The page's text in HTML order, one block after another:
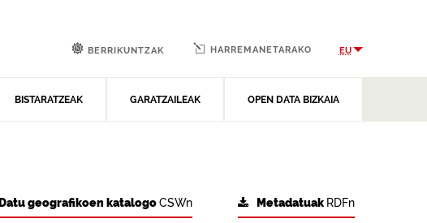
BISTARATZEAK GARATZAILEAK OPEN DATA BIZKAIA
BERRIKUNTZAK HARREMANETARAKO EU
Metadatuak RDFn
Datu geografikoen katalogoCSWn